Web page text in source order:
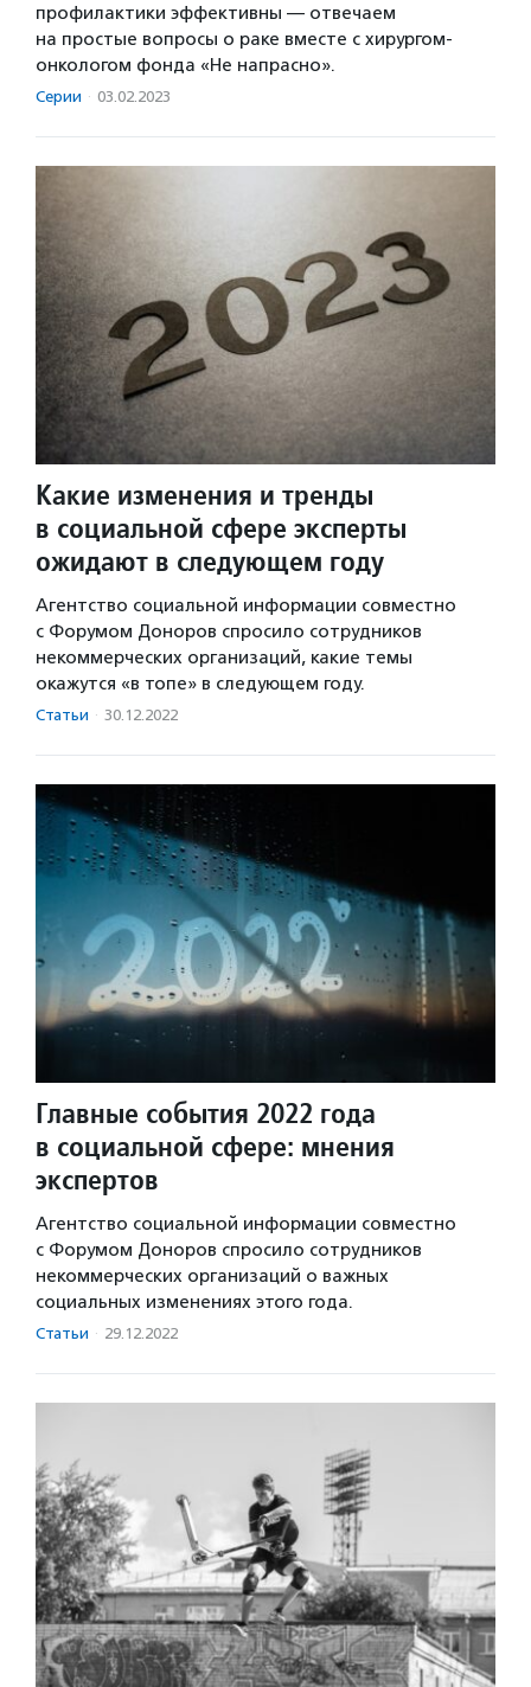
профилактики эффективны — отвечаем
на простые вопросы о раке вместе с хирургом-
онкологом фонда «Не напрасно».
Серии · 03.02.2023
Какие изменения и тренды
в социальной сфере эксперты
ожидают в следующем году
Агентство социальной информации совместно
с Форумом Доноров спросило сотрудников
некоммерческих организаций, какие темы
окажутся «в топе» в следующем году.
Статьи · 30.12.2022
Главные события 2022 года
в социальной сфере: мнения
экспертов
Агентство социальной информации совместно
с Форумом Доноров спросило сотрудников
некоммерческих организаций о важных
социальных изменениях этого года.
Статьи · 29.12.2022